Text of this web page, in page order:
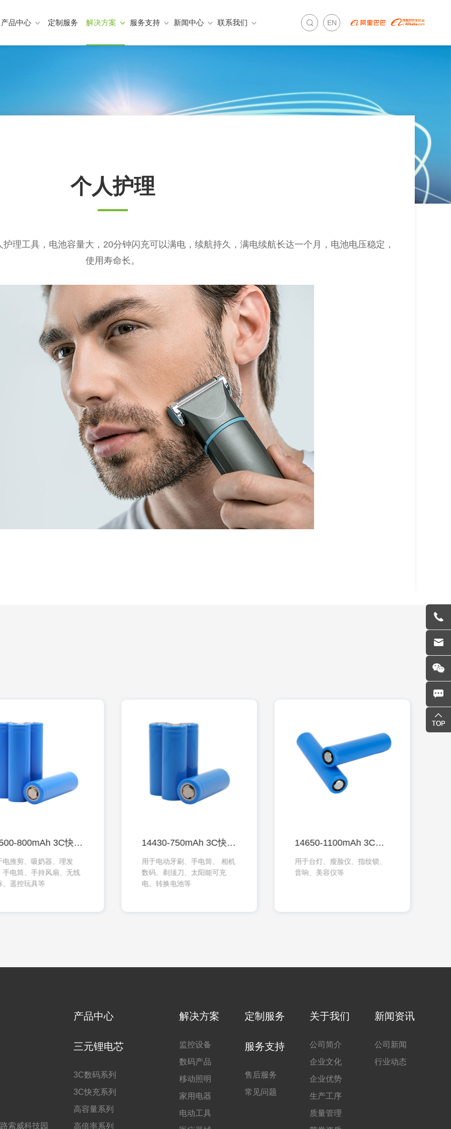
产品中心 定制服务 解决方案 服务支持 新闻中心 联系我们 EN
个人护理
理工具，电池容量大，20分钟闪充可以满电，续航持久，满电续航长达一个月，电池电压稳定，
使用寿命长。
14500-800mAh 3C快充电池系列
电推剪、吸奶器、理发
手电筒、手持风扇、无线
、遥控玩具等
14430-750mAh 3C快充电池系列
用于电动牙刷、手电筒、 相机
数码、剃须刀、太阳能可充
电、转换电池等
14650-1100mAh 3C快充电池系列
用于台灯、瘦脸仪、指纹锁、
音响、美容仪等
索威科技园
产品中心
三元锂电芯
3C数码系列
3C快充系列
高容量系列
高倍率系列
解决方案
监控设备
数码产品
移动照明
家用电器
电动工具
定制服务
服务支持
售后服务
常见问题
关于我们
公司简介
企业文化
企业优势
生产工序
质量管理
新闻资讯
公司新闻
行业动态